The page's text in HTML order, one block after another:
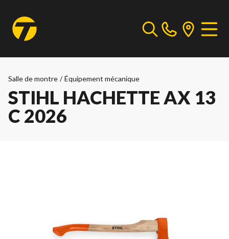
Salle de montre / Équipement mécanique
STIHL HACHETTE AX 13
C 2026